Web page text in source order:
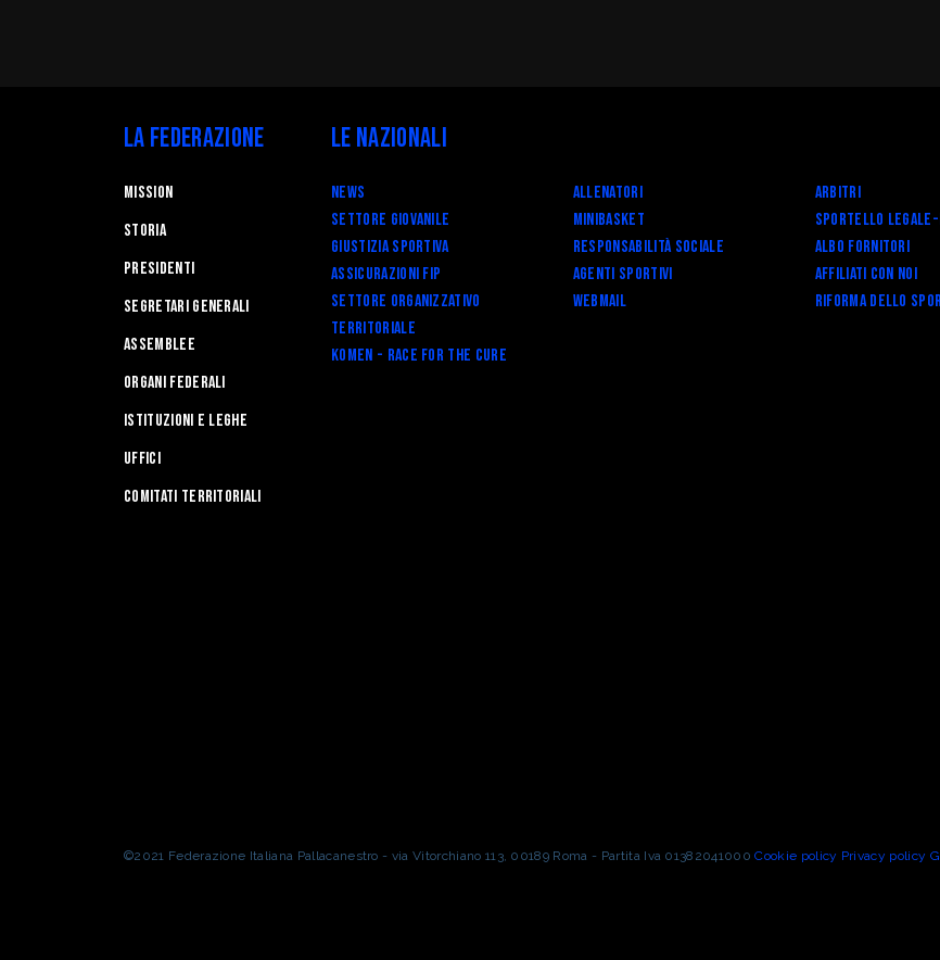
La Federazione
Mission
STORIA
Presidenti
Segretari generali
Assemblee
Organi federali
Istituzioni e leghe
Uffici
Comitati Territoriali
Le Nazionali
News Allenatori
Arbitri
Settore Giovanile
Minibasket
SPORTELLO
Giustizia Sportiva
Responsabilità Sociale
Albo fornitori
Assicurazioni FIP
Agenti Sportivi
Affiliati con noi
Settore Organizzativo
Territoriale
Webmail RIFORMA DELLO
Komen - Race for the Cure
©2021 Federazione Italiana Pallacanestro - via Vitorchiano 113, 00189 Roma - Partita Iva 01382041000Cookie policy Privacy policy